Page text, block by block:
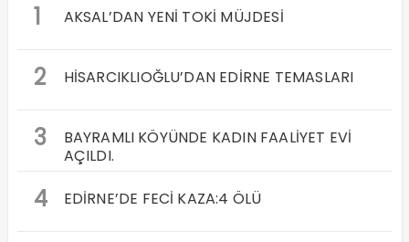
1 AKSAL’DAN YENİ TOKİ MÜJDESİ
2 HİSARCIKLIOĞLU’DAN EDİRNE TEMASLARI
3
BAYRAMLI KÖYÜNDE KADIN FAALİYET EVİ
AÇILDI.
4 EDİRNE’DE FECİ KAZA:4 ÖLÜ